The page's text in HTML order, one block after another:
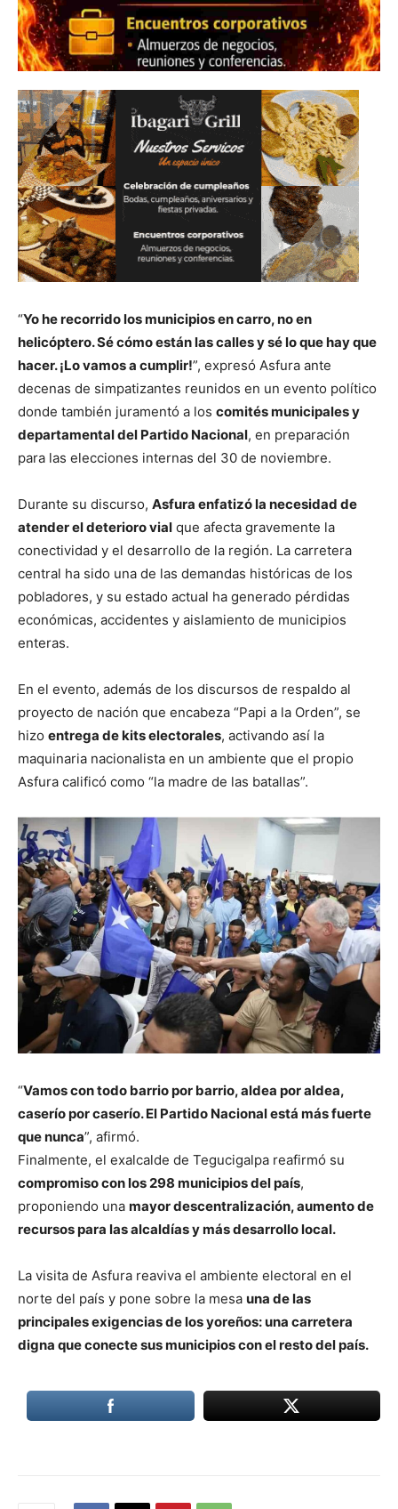
“Yo he recorrido los municipios en carro, no en
helicóptero. Sé cómo están las calles y sé lo que hay que
hacer. ¡Lo vamos a cumplir!”, expresó Asfura ante
decenas de simpatizantes reunidos en un evento político
donde también juramentó a los comités municipales y
departamental del Partido Nacional, en preparación
para las elecciones internas del 30 de noviembre.
Durante su discurso, Asfura enfatizó la necesidad de
atender el deterioro vial que afecta gravemente la
conectividad y el desarrollo de la región. La carretera
central ha sido una de las demandas históricas de los
pobladores, y su estado actual ha generado pérdidas
económicas, accidentes y aislamiento de municipios
enteras.
En el evento, además de los discursos de respaldo al
proyecto de nación que encabeza “Papi a la Orden”, se
hizo entrega de kits electorales, activando así la
maquinaria nacionalista en un ambiente que el propio
Asfura calificó como “la madre de las batallas”.
“Vamos con todo barrio por barrio, aldea por aldea,
caserío por caserío. El Partido Nacional está más fuerte
que nunca”, afirmó.
Finalmente, el exalcalde de Tegucigalpa reafirmó su
compromiso con los 298 municipios del país,
proponiendo una mayor descentralización, aumento de
recursos para las alcaldías y más desarrollo local.
La visita de Asfura reaviva el ambiente electoral en el
norte del país y pone sobre la mesa una de las
principales exigencias de los yoreños: una carretera
digna que conecte sus municipios con el resto del país.